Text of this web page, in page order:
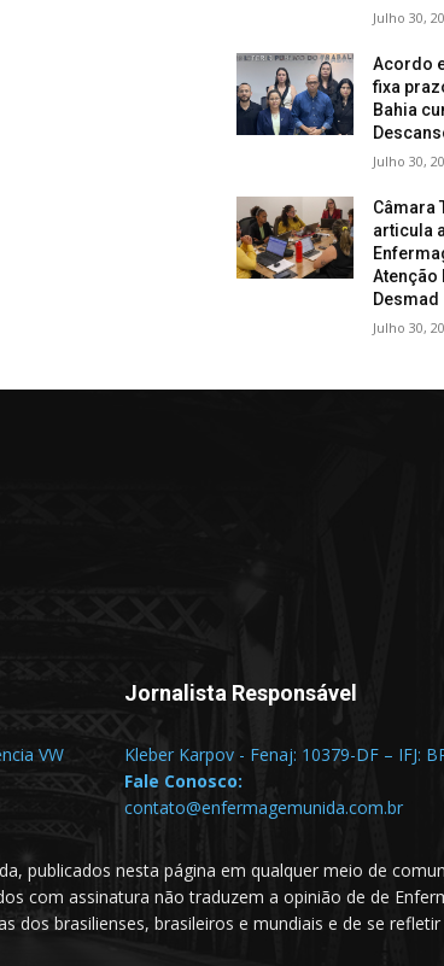
Julho 30,
Acordo
fixa
Bahia
Julho 30,
Câmara
articula
Desmad
Julho 30,
VW
Jornalista Responsável
Kleber Karpov - Fenaj: 10379-DF – IFJ:
Fale Conosco:
contato@enfermagemunida.com.br
publicados nesta página em qualquer meio de
com assinatura não traduzem a opinião de de
brasilienses, brasileiros e mundiais e de se